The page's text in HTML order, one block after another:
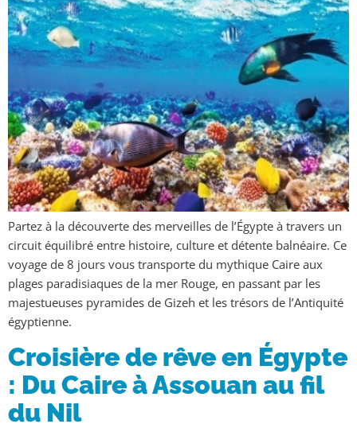
Partez à la découverte des merveilles de l’Égypte à travers un
circuit équilibré entre histoire, culture et détente balnéaire. Ce
voyage de 8 jours vous transporte du mythique Caire aux
plages paradisiaques de la mer Rouge, en passant par les
majestueuses pyramides de Gizeh et les trésors de l’Antiquité
égyptienne.
Croisière de rêve en Égypte
: Du Caire à Assouan au fil
du Nil